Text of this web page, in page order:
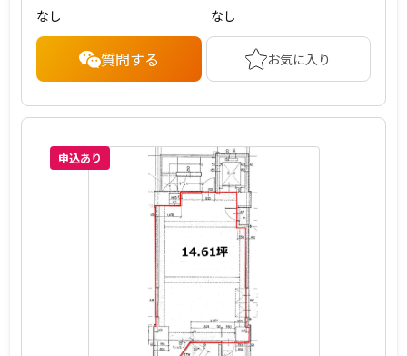
なし なし
質問する お気に入り
申込あり